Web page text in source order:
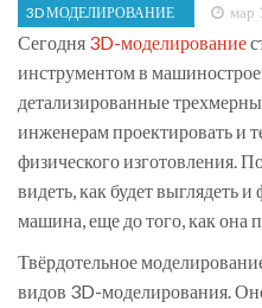
3D МОДЕЛИРОВАНИЕ мар
Сегодня 3D-моделирование
инструментом в
детализированные
инженерам проектировать и
физического изготовления.
видеть, как будет выглядеть
машина, еще до того, как она
Твёрдотельное
видов 3D-моделирования.